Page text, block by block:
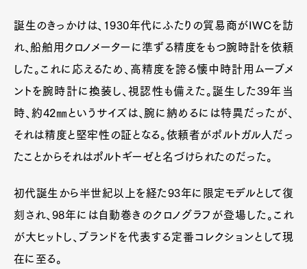
誕生のきっかけは、1930年代にふたりの貿易商がIWCを訪
れ、船舶用クロノメーターに準ずる精度をもつ腕時計を依頼
した。これに応えるため、高精度を誇る懐中時計用ムーブメ
ントを腕時計に換装し、視認性も備えた。誕生した39年当
時、約42㎜というサイズは、腕に納めるには特異だったが、
それは精度と堅牢性の証となる。依頼者がポルトガル人だっ
たことからそれはポルトギーゼと名づけられたのだった。
初代誕生から半世紀以上を経た93年に限定モデルとして復
刻され、98年には自動巻きのクロノグラフが登場した。これ
が大ヒットし、ブランドを代表する定番コレクションとして現
在に至る。